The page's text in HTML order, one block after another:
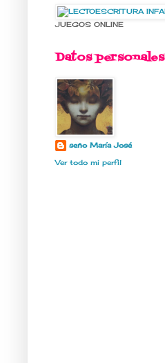
JUEGOS ONLINE
Datos personales
seño María José
Ver todo mi perfil